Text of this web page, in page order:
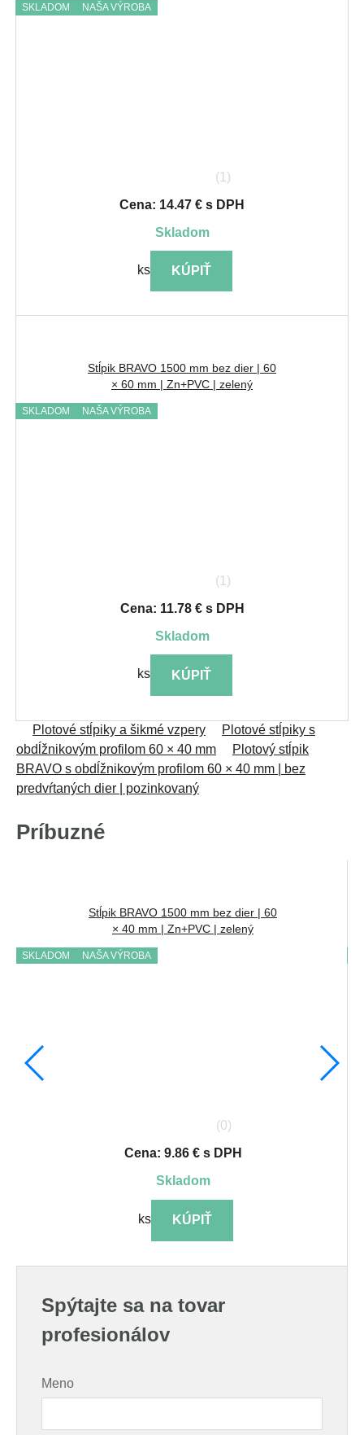
SKLADOM NAŠA VÝROBA
(1)
Cena: 14.47 € s DPH
skladom
ks KÚPIŤ
Stĺpik BRAVO 1500 mm bez dier | 60
× 60 mm | Zn+PVC | zelený
SKLADOM NAŠA VÝROBA
(1)
Cena: 11.78 € s DPH
skladom
ks KÚPIŤ
Plotové stĺpiky a šikmé vzpery
Plotové stĺpiky s
obdĺžnikovým profilom 60 × 40 mm
Plotový stĺpik
BRAVO s obdĺžnikovým profilom 60 × 40 mm | bez
predvŕtaných dier | pozinkovaný
Príbuzné
Stĺpik BRAVO 1500 mm bez dier | 60
× 40 mm | Zn+PVC | zelený
SKLADOM NAŠA VÝROBA
(0)
Cena: 9.86 € s DPH
skladom
ks KÚPIŤ
Spýtajte sa na tovar
profesionálov
Meno